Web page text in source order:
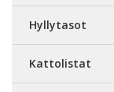
Hyllytasot
Kattolistat